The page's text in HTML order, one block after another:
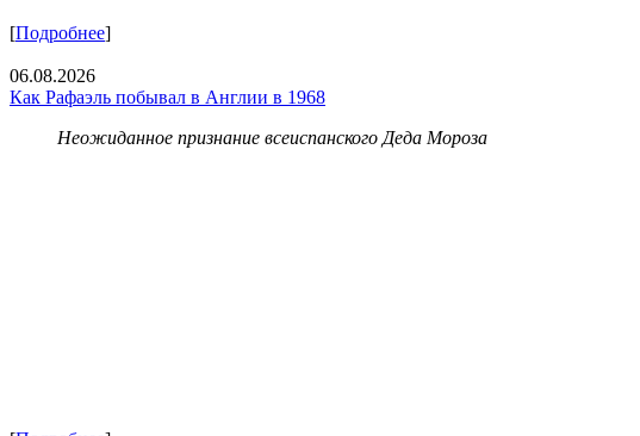
[Подробнее]
06.08.2026
Как Рафаэль побывал в Англии в 1968
Неожиданное признание всеиспанского Деда Мороза